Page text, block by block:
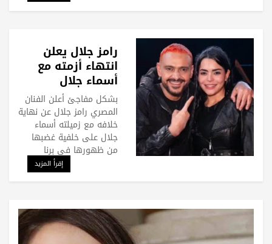
رامز جلال يعلن
انتهاء أزمته مع
أسماء جلال
بشكل مفاجئ أعلن الفنان
المصري رامز جلال عن نهاية
خلافه مع زميلته أسماء
جلال على خلفية غضبها
من ظهورها في برنا
إقرأ المزيد